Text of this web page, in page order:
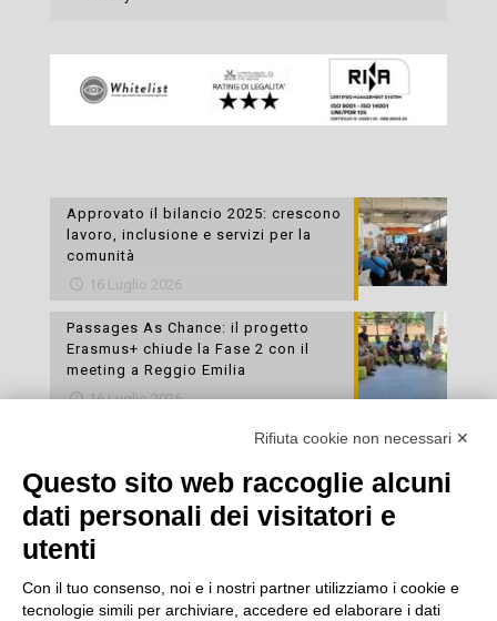
Approvato il bilancio 2025: crescono
lavoro, inclusione e servizi per la
comunità
16 Luglio 2026
Passages As Chance: il progetto
Erasmus+ chiude la Fase 2 con il
meeting a Reggio Emilia
16 Luglio 2026
Esami di laboratorio preventivi
cura della propria salute
16 Luglio 2026
Rifiuta cookie non necessari ✕
Questo sito web raccoglie alcuni
dati personali dei visitatori e
utenti
Con il tuo consenso, noi e i nostri partner utilizziamo i cookie e
tecnologie simili per archiviare, accedere ed elaborare i dati